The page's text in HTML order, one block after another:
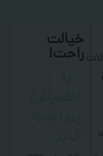
خیالت
راحت!